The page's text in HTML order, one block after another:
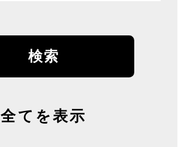
全てを表示